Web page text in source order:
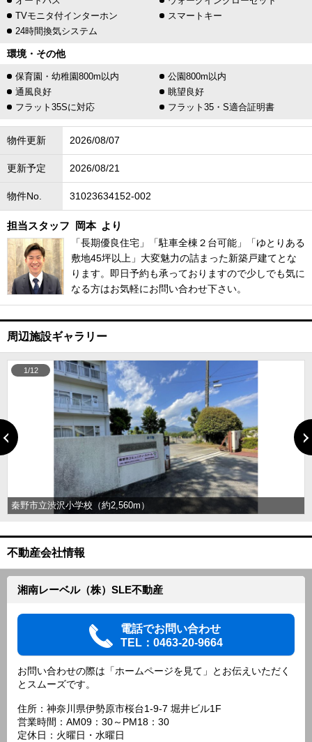
TVモニタ付インターホン
スマートキー
24時間換気システム
環境・その他
保育園・幼稚園800m以内
公園800m以内
通風良好
眺望良好
フラット35Sに対応
フラット35・S適合証明書
物件更新 2026/08/07
更新予定 2026/08/21
物件No. 31023634152-002
担当スタッフ 岡本 より
「長期優良住宅」「駐車全棟２台可能」「ゆとりある
敷地45坪以上」大変魅力の詰まった新築戸建てとな
ります。即日予約も承っておりますので少しでも気に
なる方はお気軽にお問い合わせ下さい。
周辺施設ギャラリー
秦野市立渋沢小学校（約2,560m）
1/12
不動産会社情報
湘南レーベル（株）SLE不動産
電話でお問い合わせ
TEL：0463-20-9664
お問い合わせの際は「ホームページを見て」とお伝えいただく
とスムーズです。
住所：神奈川県伊勢原市桜台1-9-7 堀井ビル1F
営業時間：AM09：30～PM18：30
定休日：火曜日・水曜日